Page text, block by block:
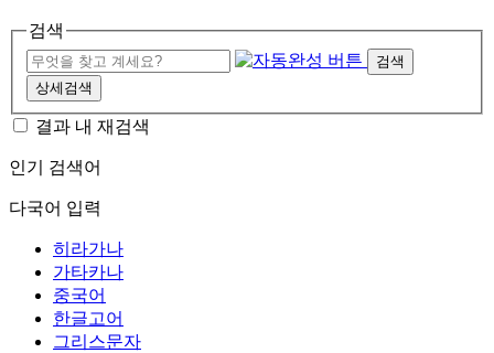
검색
검색
상세검색
결과 내 재검색
인기 검색어
다국어 입력
히라가나
가타카나
중국어
한글고어
그리스문자